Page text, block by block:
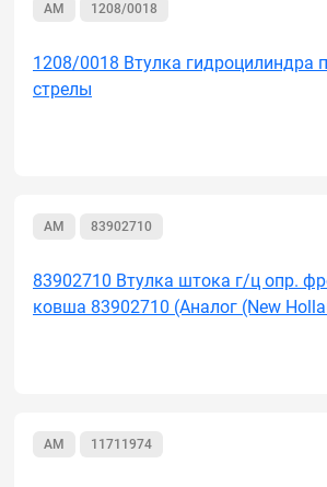
AM 1208/0018
1208/0018 Втулка гидроцилиндра
стрелы
AM 83902710
83902710 Втулка штока г/ц опр.
ковша 83902710 (Аналог (New
AM 11711974